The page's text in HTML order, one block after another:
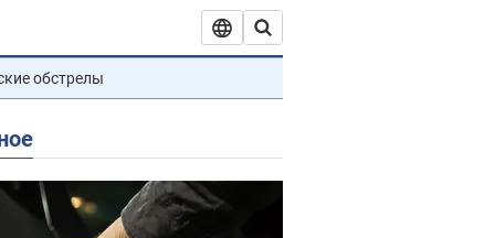
обстрелы